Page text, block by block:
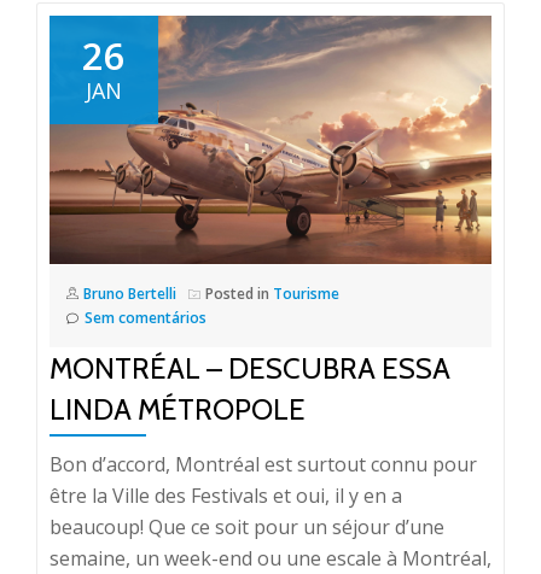
26
JAN
Bruno Bertelli Posted in Tourisme
Sem comentários
MONTRÉAL – DESCUBRA ESSA
LINDA MÉTROPOLE
Bon d’accord, Montréal est surtout connu pour
être la Ville des Festivals et oui, il y en a
beaucoup! Que ce soit pour un séjour d’une
semaine, un week-end ou une escale à Montréal,